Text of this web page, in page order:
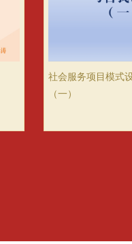
社会服务项目模式
（一）